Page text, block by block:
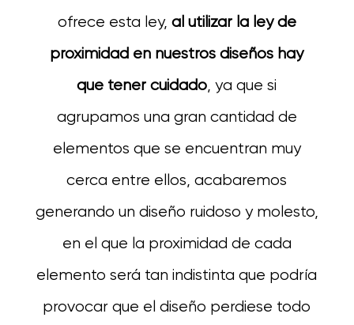
ofrece esta ley, al utilizar la ley de
proximidad en nuestros diseños hay
que tener cuidado, ya que si
agrupamos una gran cantidad de
elementos que se encuentran muy
cerca entre ellos, acabaremos
generando un diseño ruidoso y molesto,
en el que la proximidad de cada
elemento será tan indistinta que podría
provocar que el diseño perdiese todo